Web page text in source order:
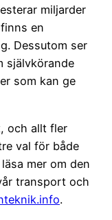
miljarder
en
Dessutom ser
självkörande
som kan ge
och allt fler
val för både
mer om den
transport och
.